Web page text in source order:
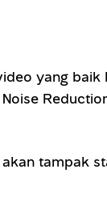
yang baik
tampak